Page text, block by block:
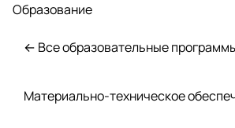
Образование
← Все образовательные
Материально-техническое